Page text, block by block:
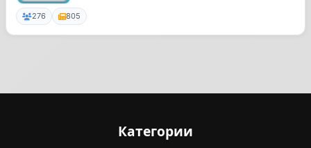
276 805
Категории